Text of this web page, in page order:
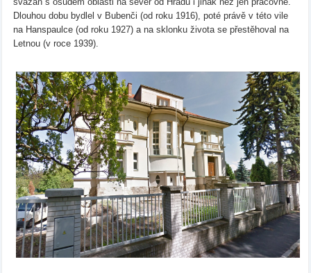
Dlouhou dobu bydlel v Bubenči (od roku 1916), poté právě v této vile
na Hanspaulce (od roku 1927) a na sklonku života se přestěhoval na
Letnou (v roce 1939).